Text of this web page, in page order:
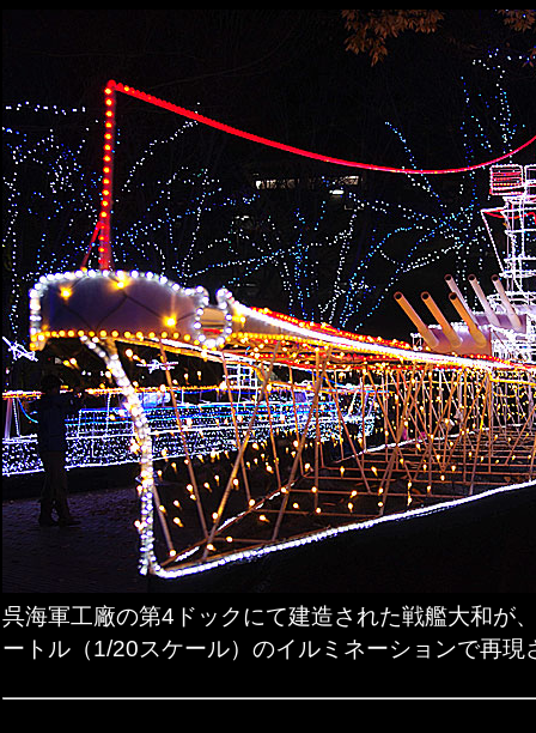
呉海軍工廠の第4ドックにて建造された戦艦大和が
ートル（1/20スケール）のイルミネーションで再現